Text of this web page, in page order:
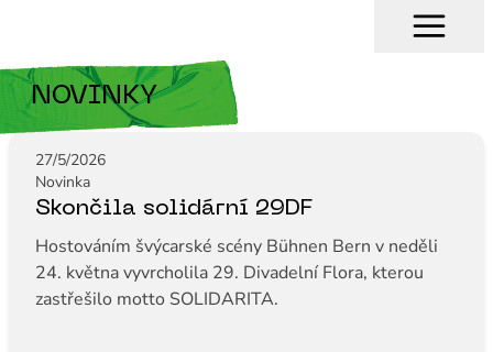
NOVINKY
27/5/2026
Novinka
Skončila solidární 29DF
Hostováním švýcarské scény Bühnen Bern v neděli
24. května vyvrcholila 29. Divadelní Flora, kterou
zastřešilo motto SOLIDARITA.